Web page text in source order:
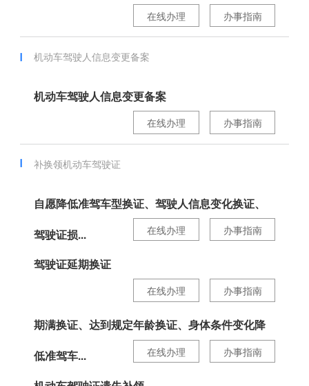
办事指南
在线办理
机动车驾驶人信息变更备案
机动车驾驶人信息变更备案
办事指南
在线办理
补换领机动车驾驶证
自愿降低准驾车型换证、驾驶人信息变化换证、
驾驶证损... 办事指南
在线办理
驾驶证延期换证
办事指南
在线办理
期满换证、达到规定年龄换证、身体条件变化降
低准驾车... 办事指南
在线办理